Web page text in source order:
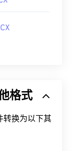
格式
转换为以下其